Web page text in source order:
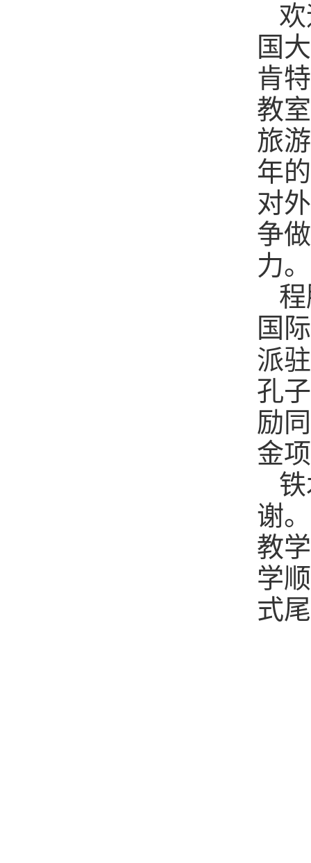
国
肯
教
旅
年
对
争
力。
国
派
孔
励
金
谢
教
学
式